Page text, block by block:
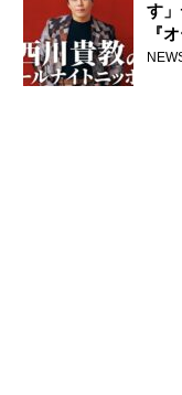
す
『
場！